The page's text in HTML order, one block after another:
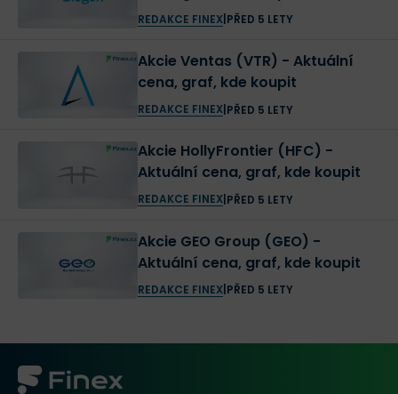
REDAKCE FINEX| PŘED 5 LETY
Akcie Ventas (VTR) - Aktuální
cena, graf, kde koupit
REDAKCE FINEX| PŘED 5 LETY
Akcie HollyFrontier (HFC) -
Aktuální cena, graf, kde koupit
REDAKCE FINEX| PŘED 5 LETY
Akcie GEO Group (GEO) -
Aktuální cena, graf, kde koupit
REDAKCE FINEX| PŘED 5 LETY